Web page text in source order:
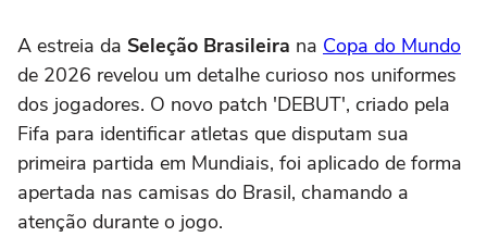
A estreia da Seleção Brasileira na Copa do Mundo
de 2026 revelou um detalhe curioso nos uniformes
dos jogadores. O novo patch 'DEBUT', criado pela
Fifa para identificar atletas que disputam sua
primeira partida em Mundiais, foi aplicado de forma
apertada nas camisas do Brasil, chamando a
atenção durante o jogo.